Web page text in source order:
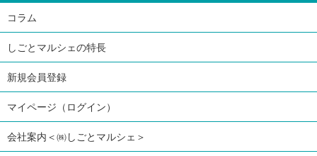
コラム
しごとマルシェの特長
新規会員登録
マイページ（ログイン）
会社案内＜㈱しごとマルシェ＞